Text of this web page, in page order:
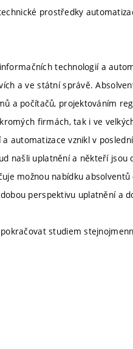
prostředky
technologií a
a ve státní správě.
a počítačů, projektováním
firmách, tak i ve
automatizace vznikl v
našli uplatnění a někteří jsou
možnou nabídku
perspektivu uplatnění a
studiem